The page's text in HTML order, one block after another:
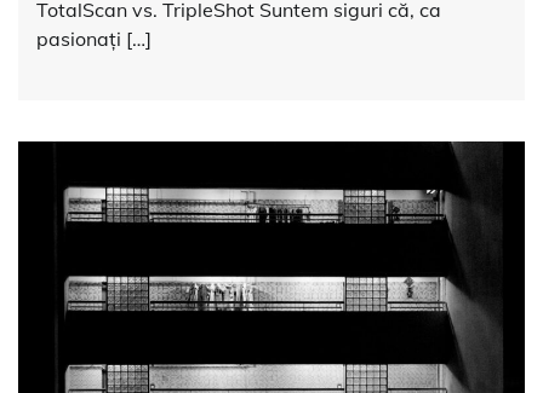
TotalScan vs. TripleShot Suntem siguri că, ca
pasionați […]